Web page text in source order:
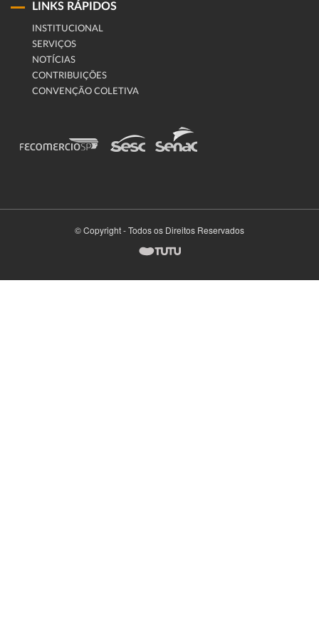
LINKS RÁPIDOS
INSTITUCIONAL
SERVIÇOS
NOTÍCIAS
CONTRIBUIÇÕES
CONVENÇÃO COLETIVA
© Copyright - Todos os Direitos Reservados